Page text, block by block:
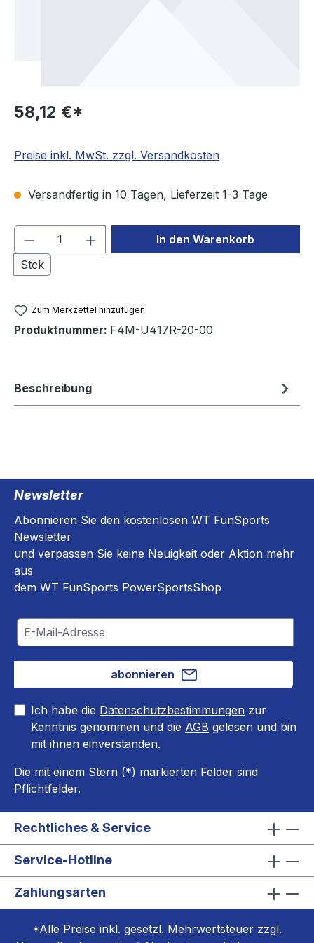
58,12 €*
Preise inkl. MwSt. zzgl. Versandkosten
Versandfertig in 10 Tagen, Lieferzeit 1-3 Tage
Produkt Anzahl: Gib den
Stck
In den Warenkorb
Zum Merkzettel hinzufügen
Produktnummer: F4M-U417R-20-00
Beschreibung
Newsletter
Abonnieren Sie den kostenlosen WT FunSports
Newsletter
und verpassen Sie keine Neuigkeit oder Aktion mehr
aus
dem WT FunSports PowerSportsShop
abonnieren
Ich habe die Datenschutzbestimmungen zur
Kenntnis genommen und die AGB gelesen und bin
mit ihnen einverstanden.
Die mit einem Stern (*) markierten Felder sind
Pflichtfelder.
Rechtliches & Service
Service-Hotline
Zahlungsarten
*Alle Preise inkl. gesetzl. Mehrwertsteuer zzgl.